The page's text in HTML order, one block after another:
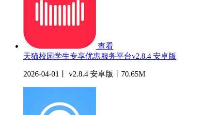
查看
天猫校园学生专享优惠服务平台v2.8.4 安卓版
2026-04-01丨 v2.8.4 安卓版丨70.65M